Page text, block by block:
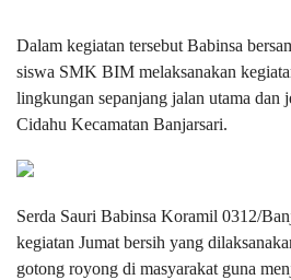
Dalam kegiatan tersebut Babinsa
siswa SMK BIM melaksanakan
lingkungan sepanjang jalan utama dan
Cidahu Kecamatan Banjarsari.
Serda Sauri Babinsa Koramil 0312/
kegiatan Jumat bersih yang
gotong royong di masyarakat guna